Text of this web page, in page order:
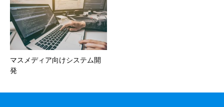
マスメディア向けシステム開
発